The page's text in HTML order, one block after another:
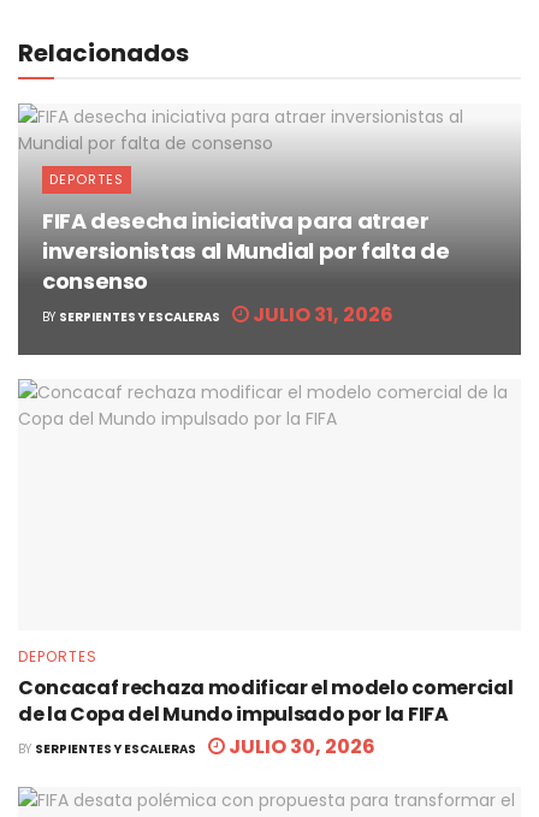
Relacionados
DEPORTES
FIFA desecha iniciativa para atraer
inversionistas al Mundial por falta de
consenso
BY SERPIENTES Y ESCALERAS JULIO 31, 2026
DEPORTES
Concacaf rechaza modificar el modelo comercial
de la Copa del Mundo impulsado por la FIFA
BY SERPIENTES Y ESCALERAS JULIO 30, 2026